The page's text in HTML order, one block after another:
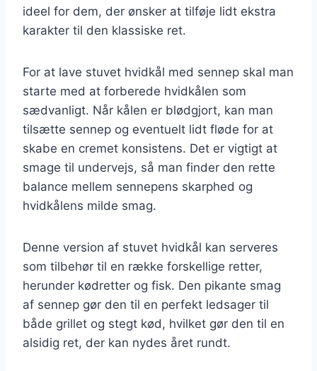
ideel for dem, der ønsker at tilføje lidt ekstra
karakter til den klassiske ret.
For at lave stuvet hvidkål med sennep skal man
starte med at forberede hvidkålen som
sædvanligt. Når kålen er blødgjort, kan man
tilsætte sennep og eventuelt lidt fløde for at
skabe en cremet konsistens. Det er vigtigt at
smage til undervejs, så man finder den rette
balance mellem sennepens skarphed og
hvidkålens milde smag.
Denne version af stuvet hvidkål kan serveres
som tilbehør til en række forskellige retter,
herunder kødretter og fisk. Den pikante smag
af sennep gør den til en perfekt ledsager til
både grillet og stegt kød, hvilket gør den til en
alsidig ret, der kan nydes året rundt.